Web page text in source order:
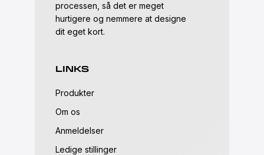
processen, så det er meget
hurtigere og nemmere at designe
dit eget kort.
LINKS
Produkter
Om os
Anmeldelser
Ledige stillinger